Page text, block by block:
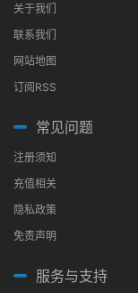
关于我们
联系我们
网站地图
订阅RSS
常见问题
注册须知
充值相关
隐私政策
免责声明
服务与支持